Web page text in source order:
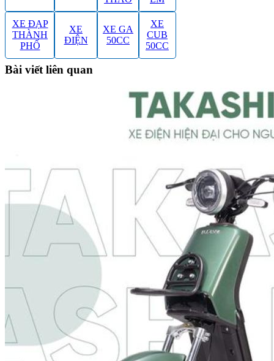
XE ĐẠP
THÀNH
PHỐ
XE
ĐIỆN
XE GA
50CC
XE
CUB
50CC
Bài viết liên quan